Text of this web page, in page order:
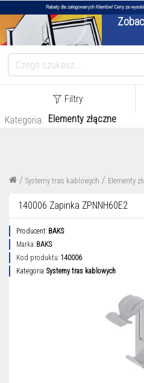
Filtry
Kategoria: Elementy złączne
Elementy
/
Systemy tras kablowych
/
140006 Zapinka ZPNNH60E2
Producent: BAKS
Marka: BAKS
Kod produktu: 140006
Kategoria:Systemy tras kablowych